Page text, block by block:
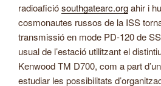
radioaficiósouthgatearc.orgahir i
cosmonautes russos de la ISS
transmissió en mode PD-120 de
usual de l’estació utilitzant el
Kenwood TM D700, com a part
estudiar les possibilitats